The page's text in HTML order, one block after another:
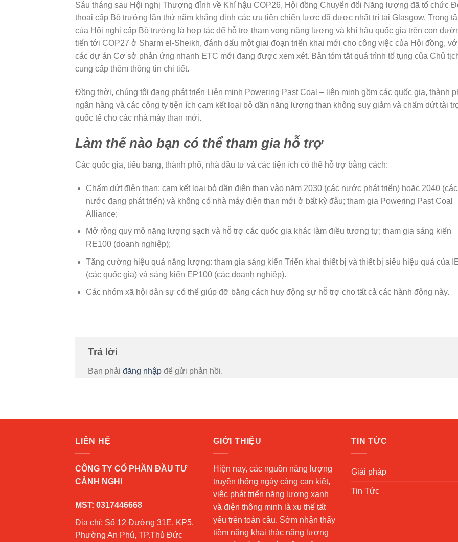
Sáu tháng sau Hội nghị Thượng đỉnh về Khí hậu COP26, Hội đồng Chuyển đổi Năng lượng đã tổ chức
thoại cấp Bộ trưởng lần thứ năm khẳng định các ưu tiên chiến lược đã được nhất trí tại Glasgow. Trọng
của Hội nghị cấp Bộ trưởng là hợp tác để hỗ trợ tham vọng năng lượng và khí hậu quốc gia trên con
tiến tới COP27 ở Sharm el-Sheikh, đánh dấu một giai đoạn triển khai mới cho công việc của Hội đồng,
các dự án Cơ sở phản ứng nhanh ETC mới đang được xem xét. Bản tóm tắt quá trình tố tụng của Chủ
cung cấp thêm thông tin chi tiết.
Đồng thời, chúng tôi đang phát triển Liên minh Powering Past Coal – liên minh gồm các quốc gia, thành
ngân hàng và các công ty tiện ích cam kết loại bỏ dần năng lượng than không suy giảm và chấm dứt tài
quốc tế cho các nhà máy than mới.
Làm thế nào bạn có thể tham gia hỗ trợ
Các quốc gia, tiểu bang, thành phố, nhà đầu tư và các tiện ích có thể hỗ trợ bằng cách:
Chấm dứt điện than: cam kết loại bỏ dần điện than vào năm 2030 (các nước phát triển) hoặc 2040 (các
nước đang phát triển) và không có nhà máy điện than mới ở bất kỳ đâu; tham gia Powering Past Coal
Alliance;
Mở rộng quy mô năng lượng sạch và hỗ trợ các quốc gia khác làm điều tương tự; tham gia sáng kiến ​​
RE100 (doanh nghiệp);
Tăng cường hiệu quả năng lượng: tham gia sáng kiến ​​Triển khai thiết bị và thiết bị siêu hiệu quả của
(các quốc gia) và sáng kiến ​​EP100 (các doanh nghiệp).
Các nhóm xã hội dân sự có thể giúp đỡ bằng cách huy động sự hỗ trợ cho tất cả các hành động này.
Trả lời
Bạn phải đăng nhập để gửi phản hồi.
LIÊN HỆ
CÔNG TY CỔ PHẦN ĐẦU TƯ
CẢNH NGHI
MST: 0317446668
Địa chỉ: Số 12 Đường 31E, KP5,
Phường An Phú, TP.Thủ Đức
GIỚI THIỆU
Hiện nay, các nguồn năng lượng
truyền thống ngày càng cạn kiệt,
việc phát triển năng lượng xanh
và điện thông minh là xu thế tất
yếu trên toàn cầu. Sớm nhận thấy
tiềm năng khai thác năng lượng
TIN TỨC
Giải pháp
Tin Tức